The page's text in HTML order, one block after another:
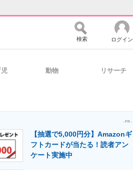
ィ マーケ×ITの今がよく分かる
検索 ログイン
動物 リサーチ
- PR -
【抽選で5,000円分】Amazonギ
フトカードが当たる！読者アン
ケート実施中